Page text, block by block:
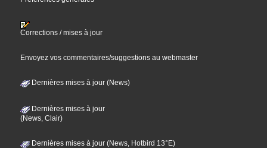
Corrections / mises à jour
Envoyez vos commentaires/suggestions au webmaster
Dernières mises à jour (News)
Dernières mises à jour
(News, Clair)
Dernières mises à jour (News, Hotbird 13°E)